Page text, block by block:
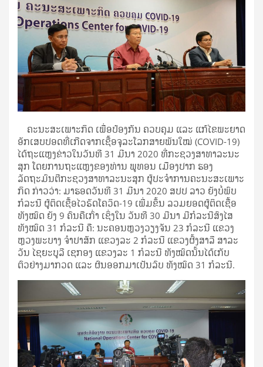
ຄະນະສະເພາະກິດ ເພື່ອປ້ອງກັນ ຄວບຄຸມ ແລະ ແກ້ໄຂພະຍາດ
ອັກເສບປອດທີ່ເກີດຈາກເຊື້ອຈຸລະໂລກສາຍພັນໃໝ່ (COVID-19)
ໄດ້ຖະແຫຼງຂ່າວໃນວັນທີ 31 ມີນາ 2020 ທີ່ກະຊວງສາທາລະນະ
ສຸກ ໂດຍການຖະແຫຼງຂອງທ່ານ ພູທອນ ເມືອງປາກ ຮອງ
ລັດຖະມົນຕີກະຊວງສາທາລະນະສຸກ ຜູ້ປະຈໍາການຄະນະສະເພາະ
ກິດ ກ່າວວ່າ: ມາຮອດວັນທີ 31 ມີນາ 2020 ສປປ ລາວ ຍັງບໍ່ພົບ
ກໍລະນີ ຜູ້ຕິດເຊື້ອໄວຣັດໂຄວິດ-19 ເພີ່ມຂຶ້ນ ລວມຍອດຜູ້ຕິດເຊື້ອ
ທັງໝົດ ຍັງ 9 ຄົນຄືເກົ່າ ເຊິ່ງໃນ ວັນທີ 30 ມີນາ ມີກໍລະນີສົງໄສ
ທັງໝົດ 31 ກໍລະນີ ຄື: ນະຄອນຫຼວງວຽງຈັນ 23 ກໍລະນີ ແຂວງ
ຫຼວງພະບາງ ຈຳປາສັກ ແຂວງລະ 2 ກໍລະນີ ແຂວງຜົ້ງສາລີ ສາລະ
ວັນ ໄຊຍະບູລີ ເຊກອງ ແຂວງລະ 1 ກໍລະນີ ທັງໝົດນັ້ນໄດ້ເກັບ
ຕົວຢ່າງມາກວດ ແລະ ຜົນອອກມາເປັນລົບ ທັງໝົດ 31 ກໍລະນີ.